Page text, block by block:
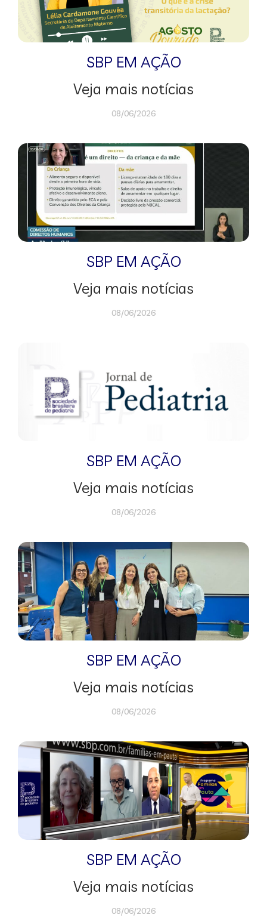
SBP EM AÇÃO
Veja mais notícias
08/06/2026
SBP EM AÇÃO
Veja mais notícias
08/06/2026
SBP EM AÇÃO
Veja mais notícias
08/06/2026
SBP EM AÇÃO
Veja mais notícias
08/06/2026
SBP EM AÇÃO
Veja mais notícias
08/06/2026